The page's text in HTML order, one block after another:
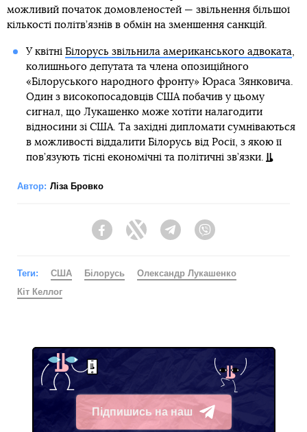
можливий початок домовленостей — звільнення більшої
кількості політв’язнів в обмін на зменшення санкцій.
У квітні Білорусь звільнила американського адвоката,
колишнього депутата та члена опозиційного
«Білоруського народного фронту» Юраса Зянковича.
Один з високопосадовців США побачив у цьому
сигнал, що Лукашенко може хотіти налагодити
відносини зі США. Та західні дипломати сумніваються
в можливості віддалити Білорусь від Росії, з якою її
пов’язують тісні економічні та політичні зв’язки.
Автор: Ліза Бровко
FacebookTwitter Telegram
Теги: США Білорусь
Олександр Лукашенко
Кіт Келлог
Підпишись на наш
Telegram